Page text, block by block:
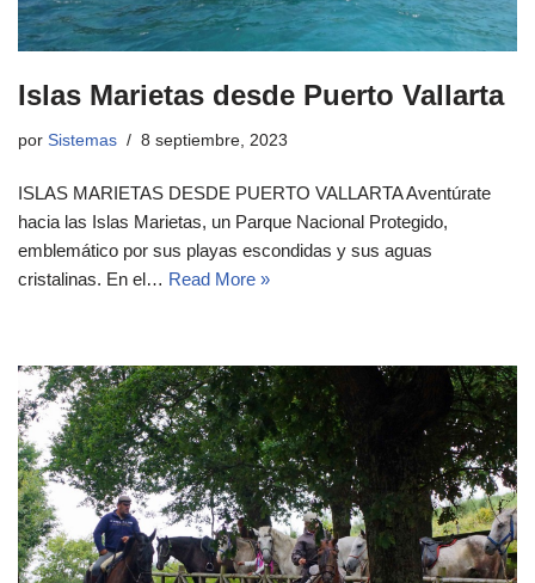
Islas Marietas desde Puerto Vallarta
por Sistemas 8 septiembre, 2023
ISLAS MARIETAS DESDE PUERTO VALLARTA Aventúrate
hacia las Islas Marietas, un Parque Nacional Protegido,
emblemático por sus playas escondidas y sus aguas
cristalinas. En el… Read More »